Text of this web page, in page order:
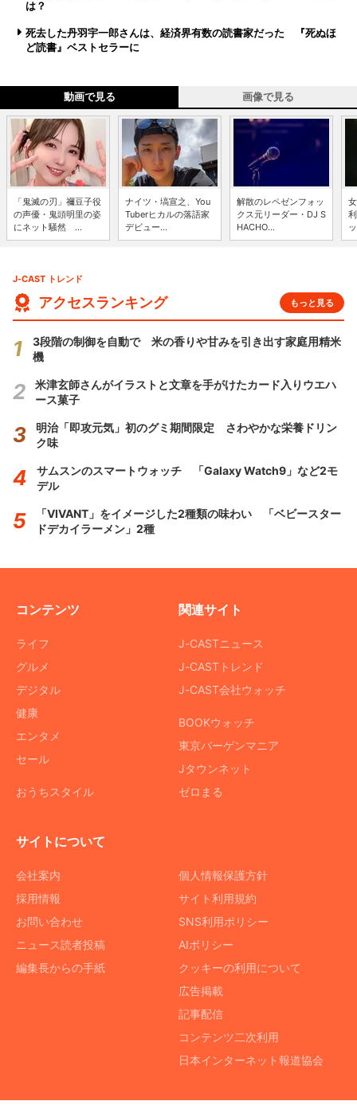
は？
死去した丹羽宇一郎さんは、経済界有数の読書家だった 『死ぬほ
ど読書』ベストセラーに
動画で見る 画像で見る
「鬼滅の刃」禰豆子役
の声優・鬼頭明里の姿
にネット騒然 ...
ナイツ・塙宣之、You
Tuberヒカルの落語家
デビュー...
解散のレペゼンフォッ
クス元リーダー・DJ S
HACHO...
J-CAST トレンド
アクセスランキング もっと見る
3段階の制御を自動で 米の香りや甘みを引き出す家庭用精米
機
米津玄師さんがイラストと文章を手がけたカード入りウエハ
ース菓子
明治「即攻元気」初のグミ期間限定 さわやかな栄養ドリン
ク味
サムスンのスマートウォッチ 「Galaxy Watch9」など2モ
デル
「VIVANT」をイメージした2種類の味わい 「ベビースター
ドデカイラーメン」2種
コンテンツ
ライフ
グルメ
デジタル
健康
エンタメ
セール
おうちスタイル
関連サイト
J-CASTニュース
J-CASTトレンド
J-CAST会社ウォッチ
BOOKウォッチ
東京バーゲンマニア
Jタウンネット
ゼロまる
サイトについて
会社案内
採用情報
お問い合わせ
ニュース読者投稿
編集長からの手紙
個人情報保護方針
サイト利用規約
SNS利用ポリシー
AIポリシー
クッキーの利用について
広告掲載
記事配信
コンテンツ二次利用
日本インターネット報道協会